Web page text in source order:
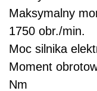
Maksymalny
1750 obr./min.
Moc silnika
Moment
Nm